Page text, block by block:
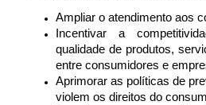
Ampliar o atendimento aos
Incentivar a
qualidade de produtos,
entre consumidores e
Aprimorar as políticas de
violem os direitos do